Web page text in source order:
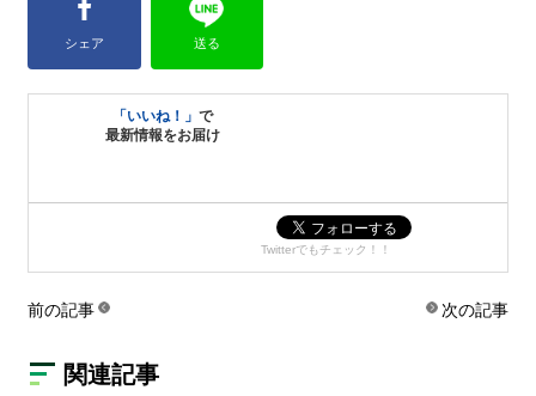
シェア 送る
「いいね！」で
最新情報をお届け
Twitterでもチェック！！
前の記事 次の記事
関連記事